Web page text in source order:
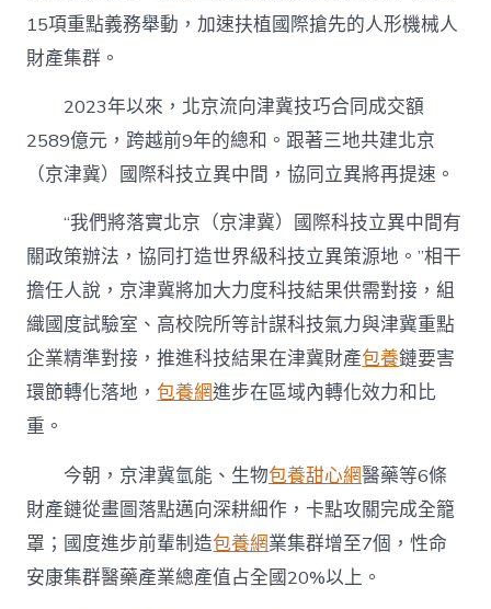
15項重點義務舉動，加速扶植國際搶先的人形機械人
財產集群。
2023年以來，北京流向津冀技巧合同成交額
2589億元，跨越前9年的總和。跟著三地共建北京
（京津冀）國際科技立異中間，協同立異將再提速。
“我們將落實北京（京津冀）國際科技立異中間有
關政策辦法，協同打造世界級科技立異策源地。”相干
擔任人說，京津冀將加大力度科技結果供需對接，組
織國度試驗室、高校院所等計謀科技氣力與津冀重點
企業精準對接，推進科技結果在津冀財產包養鏈要害
環節轉化落地，包養網進步在區域內轉化效力和比
重。
今朝，京津冀氫能、生物包養甜心網醫藥等6條
財產鏈從畫圖落點邁向深耕細作，卡點攻關完成全籠
罩；國度進步前輩制造包養網業集群增至7個，性命
安康集群醫藥產業總產值占全國20%以上。